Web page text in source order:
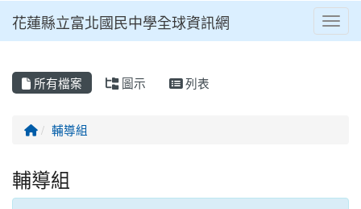
花蓮縣立富北國民中學全球資訊網
所有檔案 圖示 列表
回首頁
輔導組
輔導組